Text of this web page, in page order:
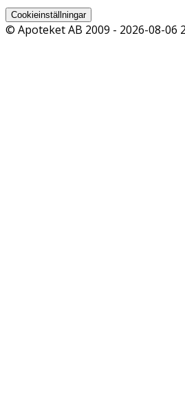
Cookieinställningar
© Apoteket AB 2009 - 2026-08-06